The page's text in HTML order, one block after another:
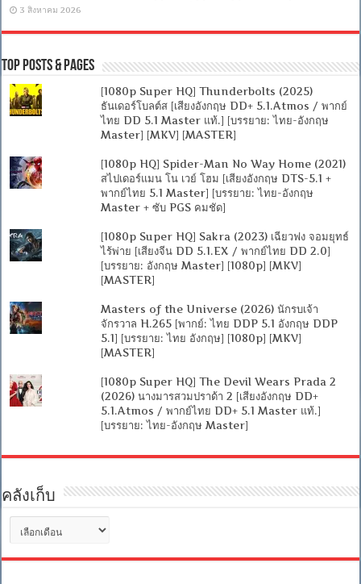
3 สิงหาคม 2026
Top Posts & Pages
[1080p Super HQ] Thunderbolts (2025)
ธันเดอร์โบลต์ส [เสียงอังกฤษ DD+ 5.1.Atmos / พากย์
ไทย DD 5.1 Master แท้.] [บรรยาย: ไทย-อังกฤษ
Master] [MKV] [MASTER]
[1080p HQ] Spider-Man No Way Home (2021)
สไปเดอร์แมน โน เวย์ โฮม [เสียงอังกฤษ DTS-5.1 +
พากย์ไทย 5.1 Master] [บรรยาย: ไทย-อังกฤษ
Master + ซับ PGS คมชัด]
[1080p Super HQ] Sakra (2023) เฉียวฟง จอมยุทธ์
ไร้พ่าย [เสียงจีน DD 5.1.EX / พากย์ไทย DD 2.0]
[บรรยาย: อังกฤษ Master] [1080p] [MKV]
[MASTER]
Masters of the Universe (2026) นักรบเจ้า
จักรวาล H.265 [พากย์: ไทย DDP 5.1 อังกฤษ DDP
5.1] [บรรยาย: ไทย อังกฤษ] [1080p] [MKV]
[MASTER]
[1080p Super HQ] The Devil Wears Prada 2
(2026) นางมารสวมปราด้า 2 [เสียงอังกฤษ DD+
5.1.Atmos / พากย์ไทย DD+ 5.1 Master แท้.]
[บรรยาย: ไทย-อังกฤษ Master]
คลังเก็บ
เก็บ